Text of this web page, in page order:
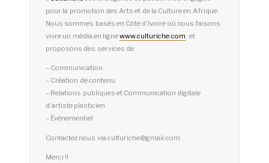
pour la promotion des Arts et de la Culture en Afrique.
Nous sommes basés en Côte d’Ivoire où nous faisons
vivre un média en lignewww.culturiche.com, et
proposons des services de :
– Communication
– Création de contenu
– Relations publiques et Communication digitale
d’artiste plasticien
– Événementiel
Contactez nous via culturiche@gmail.com
Merci !!